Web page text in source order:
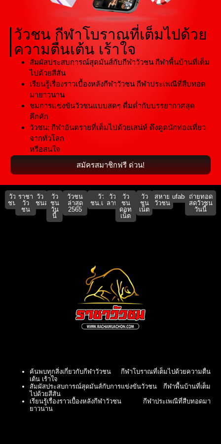
วัวชน กีฬาโบราณที่เต็มไปด้วย
ความตื่นเต้น เร้าใจ
สัมผัสประสบการณ์สุดมันส์กับกีฬาวัวชน กีฬาพื้นบ้านที่เต็ม
ไปด้วยสีสัน
เรียนรู้เรื่องราวเบื้องหลังกีฬาวัวชน กีฬาประเพณีที่สืบทอด
มายาวนาน
ชมการแข่งขันวัวชนแบบสดๆ ดื่มด่ำกับบรรยากาศสุด
คึกคัก
วัวชน: กีฬาอันตรายที่เต็มไปด้วยเสน่ห์ ดึงดูดนักท่องเที่ยว
จากทั่วโลก
หรือสนใจ
สมัครสมาชิกฟรี ด่วน!
วัว
ชน
ราชา
วัว
ชน
วัว
ชนสด
วัว
ชน
วัน
นี้
วัวชน
ล่าสุด
2565
วัว
ชน.เน็ต
วัว
ลาน
วัว
ชน
ดอท
เน็ต
วัว
ชน
เน็ต
สหาย
วัวชน
ufabet911ถ่ายทอด
สดวัวชน
วันนี้
ค้นพบทุกสิ่งเกี่ยวกับกีฬาวัวชน กีฬาโบราณที่เต็มไปด้วยความตื่น
เต้น เร้าใจ
สัมผัสประสบการณ์สุดมันส์กับการแข่งขันวัวชน กีฬาพื้นบ้านที่เต็ม
ไปด้วยสีสัน
เรียนรู้เรื่องราวเบื้องหลังกีฬาวัวชน กีฬาประเพณีที่สืบทอดมา
ยาวนาน